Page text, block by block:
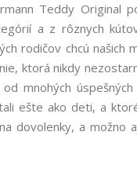
Teddy Original
a z rôznych
rodičov chcú
ktorá nikdy
mnohých
ešte ako deti, a
dovolenky, a možno